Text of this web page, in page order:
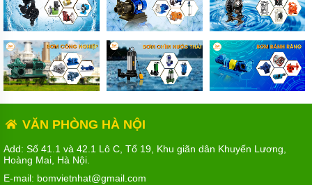
VĂN PHÒNG HÀ NỘI
Add: Số 41.1 và 42.1 Lô C, Tổ 19, Khu giãn dân Khuyến Lương,
Hoàng Mai, Hà Nội.
E-mail: bomvietnhat@gmail.com